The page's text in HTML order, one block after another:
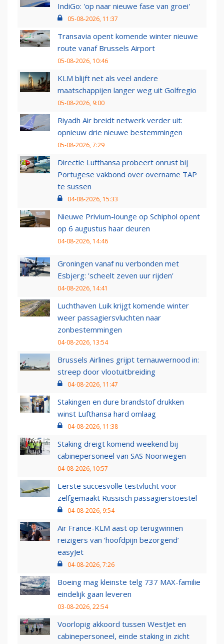
IndiGo: 'op naar nieuwe fase van groei'
05-08-2026, 11:37
Transavia opent komende winter nieuwe
route vanaf Brussels Airport
05-08-2026, 10:46
KLM blijft net als veel andere
maatschappijen langer weg uit Golfregio
05-08-2026, 9:00
Riyadh Air breidt netwerk verder uit:
opnieuw drie nieuwe bestemmingen
05-08-2026, 7:29
Directie Lufthansa probeert onrust bij
Portugese vakbond over overname TAP
te sussen
04-08-2026, 15:33
Nieuwe Privium-lounge op Schiphol opent
op 6 augustus haar deuren
04-08-2026, 14:46
Groningen vanaf nu verbonden met
Esbjerg: 'scheelt zeven uur rijden'
04-08-2026, 14:41
Luchthaven Luik krijgt komende winter
weer passagiersvluchten naar
zonbestemmingen
04-08-2026, 13:54
Brussels Airlines grijpt ternauwernood in:
streep door vlootuitbreiding
04-08-2026, 11:47
Stakingen en dure brandstof drukken
winst Lufthansa hard omlaag
04-08-2026, 11:38
Staking dreigt komend weekend bij
cabinepersoneel van SAS Noorwegen
04-08-2026, 10:57
Eerste succesvolle testvlucht voor
zelfgemaakt Russisch passagierstoestel
04-08-2026, 9:54
Air France-KLM aast op terugwinnen
reizigers van ‘hoofdpijn bezorgend’
easyJet
04-08-2026, 7:26
Boeing mag kleinste telg 737 MAX-familie
eindelijk gaan leveren
03-08-2026, 22:54
Voorlopig akkoord tussen WestJet en
cabinepersoneel, einde staking in zicht